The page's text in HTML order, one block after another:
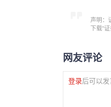
声明：
下载“
网友评论
登录后可以